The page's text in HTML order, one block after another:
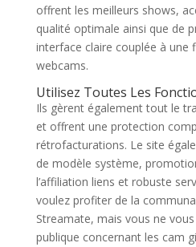
offrent les meilleurs shows,
qualité optimale ainsi que de
interface claire couplée à une
webcams.
Utilisez Toutes Les
Ils gèrent également tout le
et offrent une protection
rétrofacturations. Le site
de modèle système,
l’affiliation liens et robuste
voulez profiter de la
Streamate, mais vous ne
publique concernant les cam